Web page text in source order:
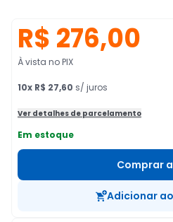
R$ 276,00
À vista no PIX
10x R$ 27,60 s/ juros
Ver detalhes de parcelamento
Em estoque
Comprar
Adicionar